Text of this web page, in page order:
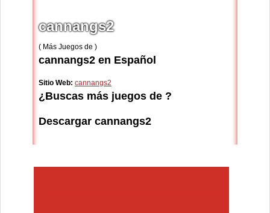
cannangs2
( Más Juegos de )
cannangs2 en Español
Sitio Web: cannangs2
¿Buscas más juegos de ?
Descargar cannangs2